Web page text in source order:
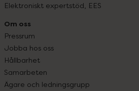
Elektroniskt expertstöd, EES
Om oss
Pressrum
Jobba hos oss
Hållbarhet
Samarbeten
Ägare och ledningsgrupp